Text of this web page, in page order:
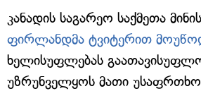
კანადის საგარეო საქმეთა
ფირლანდმა ტვიტერით
ხელისუფლებას
უზრუნველყოს მათი